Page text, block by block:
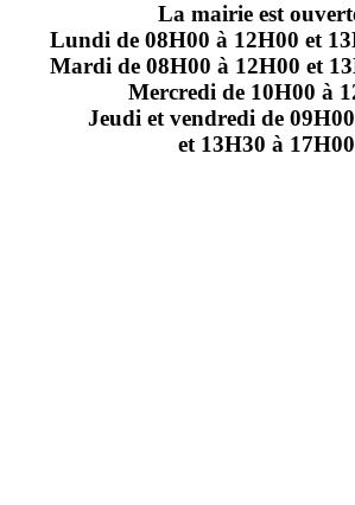
La mairie est
Lundi de 08H00 à 12H00 et
Mardi de 08H00 à 12H00 et
Mercredi de 10H00 à
Jeudi et vendredi de
et 13H30 à 17H00